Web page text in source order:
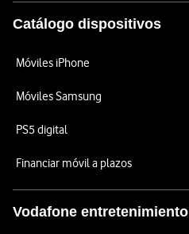
Catálogo dispositivos
Móviles iPhone
Móviles Samsung
PS5 digital
Financiar móvil a plazos
Vodafone entretenimiento